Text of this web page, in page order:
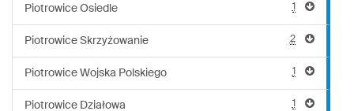
Piotrowice Osiedle 1
Piotrowice Skrzyżowanie 2
Piotrowice Wojska Polskiego 1
Piotrowice Działowa 1